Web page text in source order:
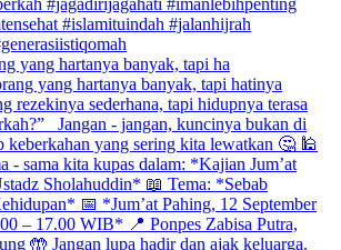
yang hartanya banyak, tapi ha